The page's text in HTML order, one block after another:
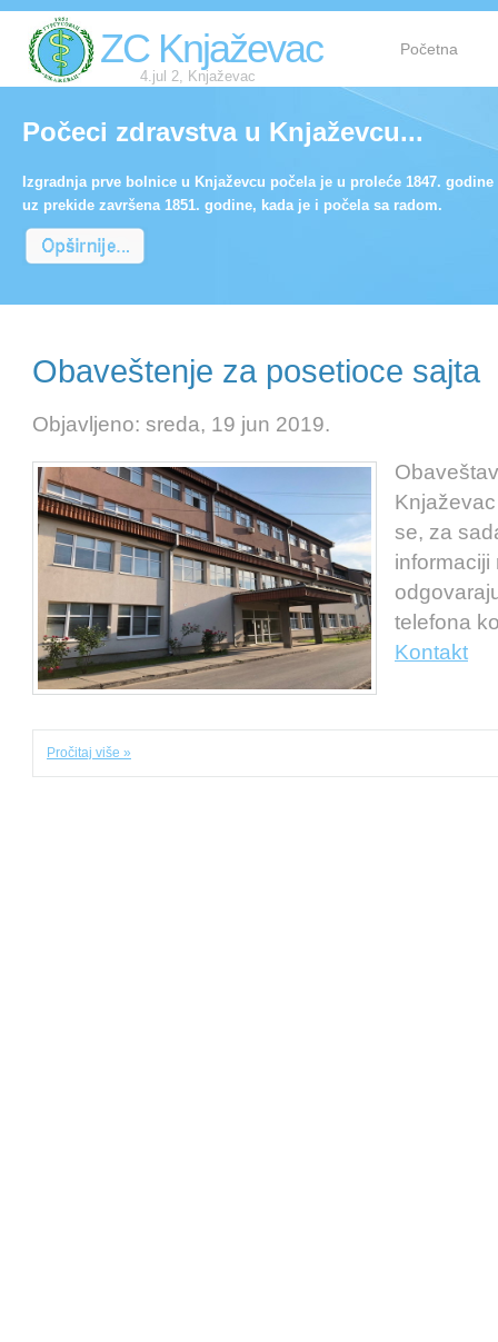
Početna
ZC Knjaževac
4.jul 2, Knjaževac
Počeci zdravstva u Knjaževcu...
Izgradnja prve bolnice u Knjaževcu počela je u proleće 1847. godine
uz prekide završena 1851. godine, kada je i počela sa radom.
Obaveštenje za posetioce sajta
Objavljeno: sreda, 19 jun 2019.
se, za
informaciji
telefona
Kontakt
Pročitaj više »